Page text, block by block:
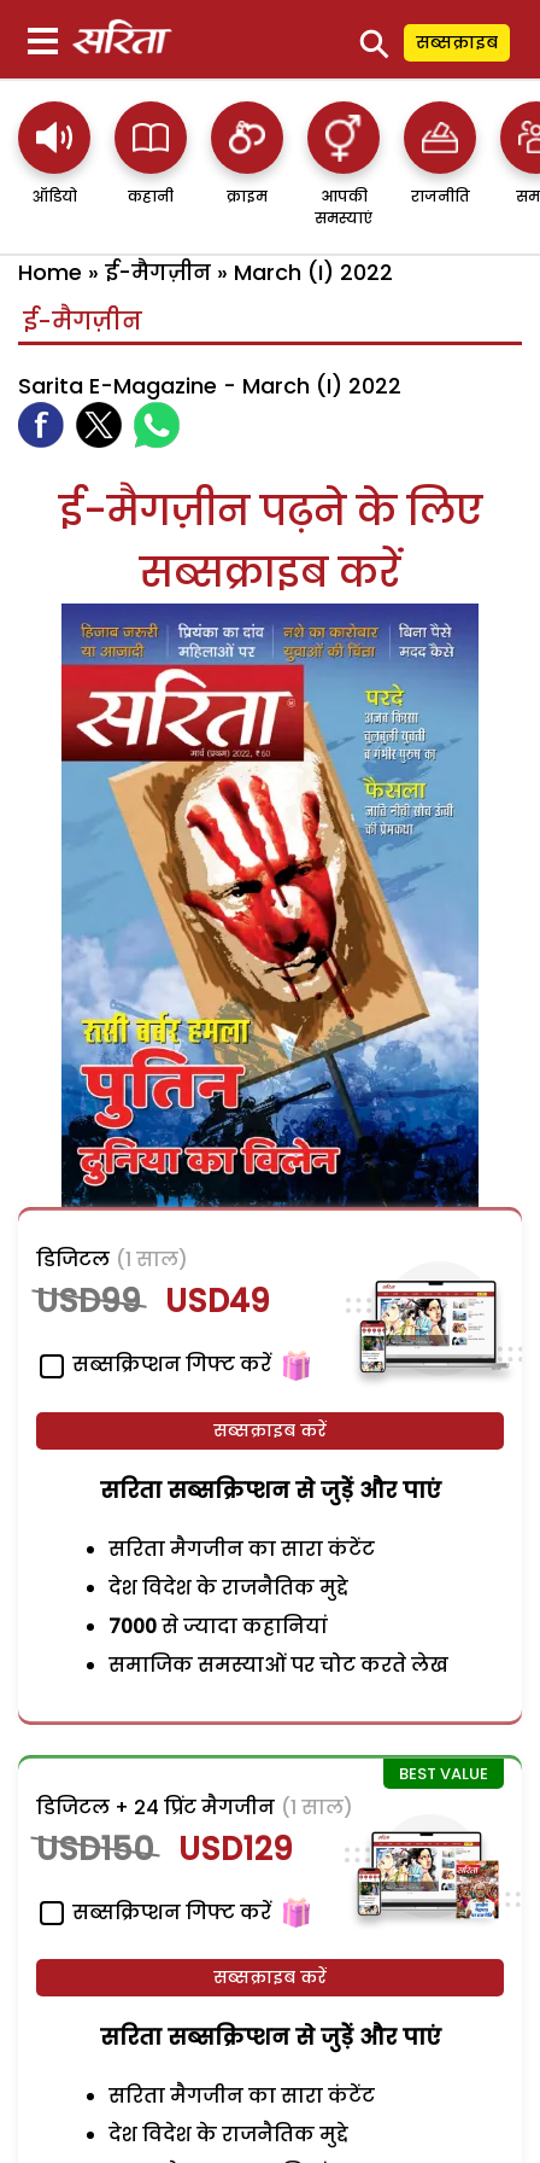
⚲ सब्सक्राइब
ऑडियो कहानी क्राइम
आपकी
समस्याएं
राजनीति
Home » ई-मैगज़ीन » March (I) 2022
ई-मैगज़ीन
Sarita E-Magazine - March (I) 2022
ई-मैगज़ीन पढ़ने के लिए
सब्सक्राइब करें
डिजिटल (1 साल)
USD99 USD49
सब्सक्रिप्शन गिफ्ट करें
सब्सक्राइब करें
सरिता सब्सक्रिप्शन से जुड़ेें और पाएं
सरिता मैगजीन का सारा कंटेंट
देश विदेश के राजनैतिक मुद्दे
7000से ज्यादा कहानियां
समाजिक समस्याओं पर चोट करते लेख
डिजिटल + 24 प्रिंट मैगजीन (1 साल)
USD150 USD129
सब्सक्रिप्शन गिफ्ट करें
सब्सक्राइब करें
सरिता सब्सक्रिप्शन से जुड़ेें और पाएं
सरिता मैगजीन का सारा कंटेंट
देश विदेश के राजनैतिक मुद्दे